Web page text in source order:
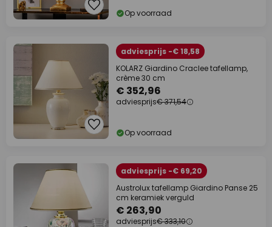
Op voorraad
adviesprijs -€ 18,58
KOLARZ Giardino Craclee tafellamp,
crème 30 cm
€ 352,96
adviesprijs€ 371,54
Op voorraad
adviesprijs -€ 69,20
Austrolux tafellamp Giardino Panse 25
cm keramiek verguld
€ 263,90
adviesprijs€ 333,10